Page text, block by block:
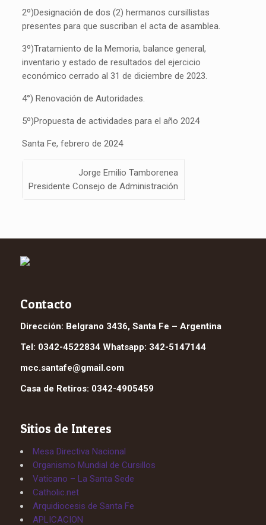
2º)Designación de dos (2) hermanos cursillistas
presentes para que suscriban el acta de asamblea.
3º)Tratamiento de la Memoria, balance general,
inventario y estado de resultados del ejercicio
económico cerrado al 31 de diciembre de 2023.
4°) Renovación de Autoridades.
5º)Propuesta de actividades para el año 2024
Santa Fe, febrero de 2024
Jorge Emilio Tamborenea
Presidente Consejo de Administración
Contacto
Dirección: Belgrano 3436, Santa Fe – Argentina
Tel: 0342-4522834 Whatsapp: 342-5147144
mcc.santafe@gmail.com
Casa de Retiros: 0342-4905459
Sitios de Interes
Mesa Directiva Nacional
Organismo Mundial de Cursillos
Vaticano – La Santa Sede
Catholic.net
Arquidiocesis de Santa Fe
APLICACION